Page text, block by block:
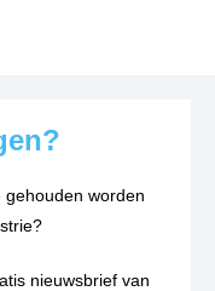
worden
nieuwsbrief van